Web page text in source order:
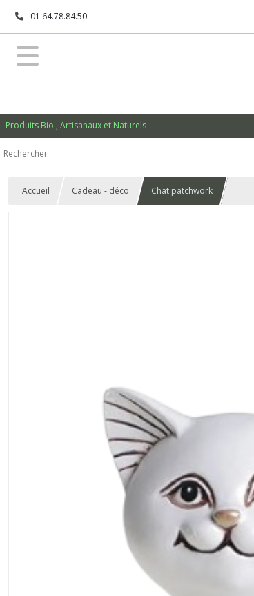
01.64.78.84.50
Produits Bio , Artisanaux et Naturels
Accueil Cadeau - déco Chat patchwork